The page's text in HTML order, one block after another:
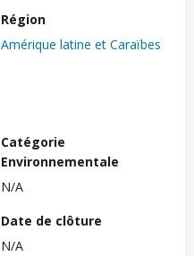
Région
Amérique latine et Caraïbes
Catégorie
Environnementale
N/A
Date de clôture
N/A